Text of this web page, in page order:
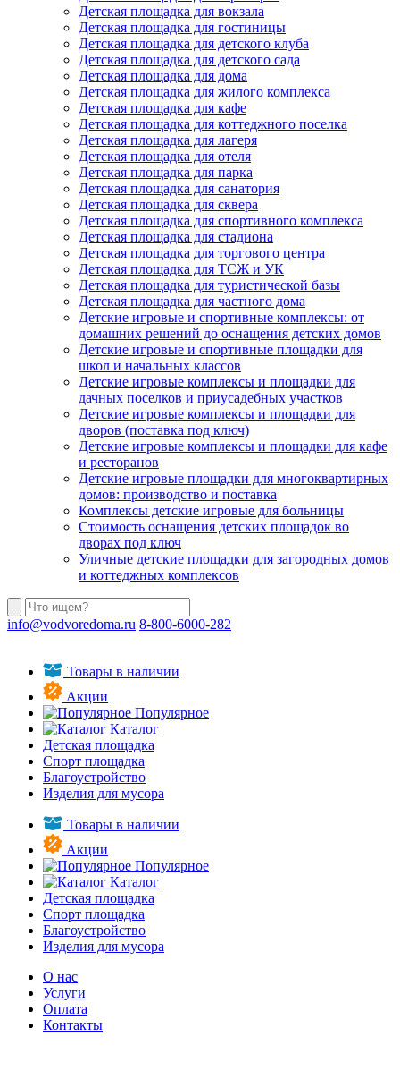
Детская площадка для вокзала
Детская площадка для гостиницы
Детская площадка для детского клуба
Детская площадка для детского сада
Детская площадка для дома
Детская площадка для жилого комплекса
Детская площадка для кафе
Детская площадка для коттеджного поселка
Детская площадка для лагеря
Детская площадка для отеля
Детская площадка для парка
Детская площадка для санатория
Детская площадка для сквера
Детская площадка для спортивного комплекса
Детская площадка для стадиона
Детская площадка для торгового центра
Детская площадка для ТСЖ и УК
Детская площадка для туристической базы
Детская площадка для частного дома
Детские игровые и спортивные комплексы: от
домашних решений до оснащения детских домов
Детские игровые и спортивные площадки для
школ и начальных классов
Детские игровые комплексы и площадки для
дачных поселков и приусадебных участков
Детские игровые комплексы и площадки для
дворов (поставка под ключ)
Детские игровые комплексы и площадки для кафе
и ресторанов
Детские игровые площадки для многоквартирных
домов: производство и поставка
Комплексы детские игровые для больницы
Стоимость оснащения детских площадок во
дворах под ключ
Уличные детские площадки для загородных домов
и коттеджных комплексов
info@vodvoredoma.ru 8-800-6000-282
Товары в наличии
Акции
Популярное
Каталог
Детская площадка
Спорт площадка
Благоустройство
Изделия для мусора
Товары в наличии
Акции
Популярное
Каталог
Детская площадка
Спорт площадка
Благоустройство
Изделия для мусора
О нас
Услуги
Оплата
Контакты